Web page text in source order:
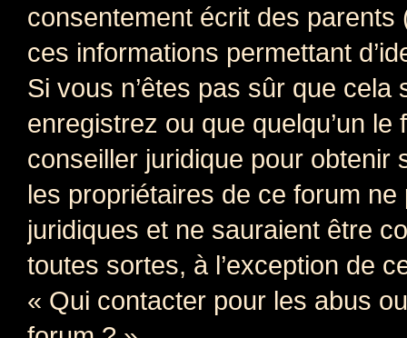
consentement écrit des parents
ces informations permettant
Si vous n’êtes pas sûr que
enregistrez ou que quelqu’un
conseiller juridique pour obtenir
les propriétaires de ce forum
juridiques et ne sauraient être
toutes sortes, à l’exception de
« Qui contacter pour les abus